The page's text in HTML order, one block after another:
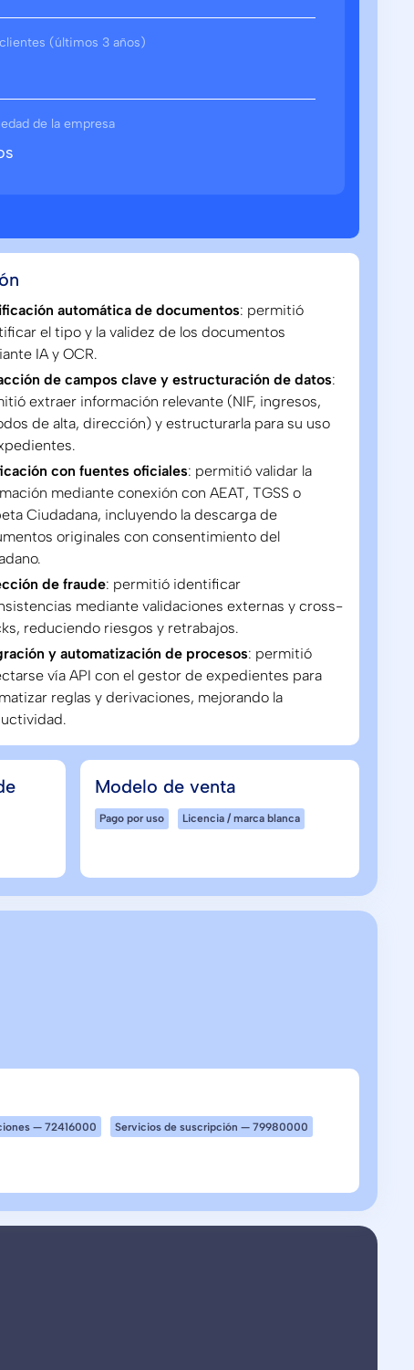
(últimos 3 años)
de la empresa
automática de documentos: permitió
el tipo y la validez de los documentos
IA y OCR.
de campos clave y estructuración de datos:
extraer información relevante (NIF, ingresos,
de alta, dirección) y estructurarla para su uso
con fuentes oficiales: permitió validar la
mediante conexión con AEAT, TGSS o
Ciudadana, incluyendo la descarga de
originales con consentimiento del
de fraude: permitió identificar
mediante validaciones externas y cross-
reduciendo riesgos y retrabajos.
y automatización de procesos: permitió
vía API con el gestor de expedientes para
reglas y derivaciones, mejorando la
Modelo de venta
Pago por uso Licencia / marca blanca
— 72416000 Servicios de suscripción — 79980000